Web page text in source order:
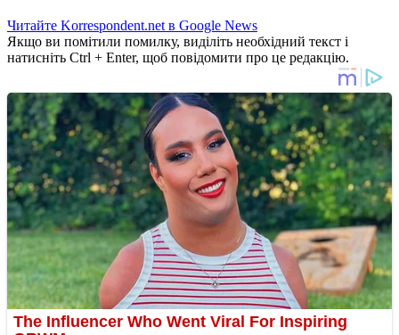
Читайте Korrespondent.net в Google News
Якщо ви помітили помилку, виділіть необхідний текст і
натисніть Ctrl + Enter, щоб повідомити про це редакцію.